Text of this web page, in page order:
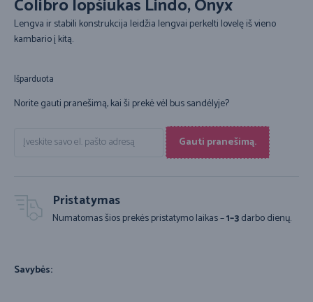
Colibro lopšiukas Lindo, Onyx
Lengva ir stabili konstrukcija leidžia lengvai perkelti lovelę iš vieno
kambario į kitą.
Išparduota
Norite gauti pranešimą, kai ši prekė vėl bus sandėlyje?
Gauti pranešimą.
Pristatymas
Numatomas šios prekės pristatymo laikas –1–3darbo dienų.
Savybės: